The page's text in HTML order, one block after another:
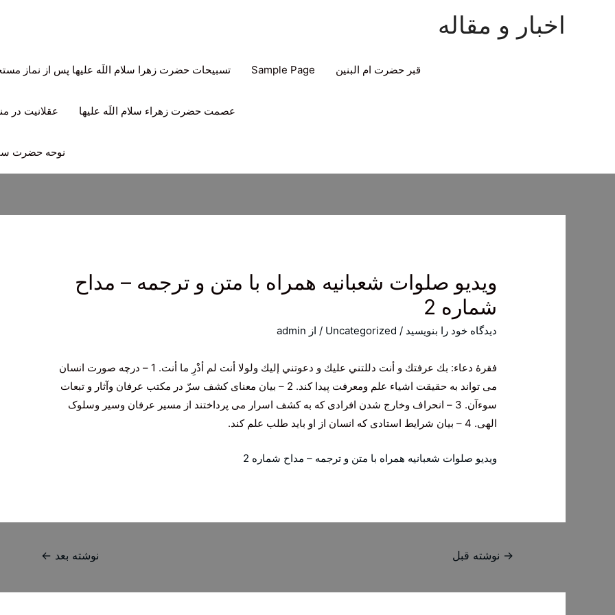
اخبار و مقاله
قبر حضرت ام البنین Sample Page تسبیحات حضرت زهرا سلام اللَه علیها پس از نماز
عصمت حضرت زهراء سلام اللَه علیها عقلانیت در
نوحه حضرت
ویدیو صلوات شعبانیه همراه با متن و ترجمه – مداح
شماره 2
دیدگاه‌ خود را بنویسید /
Uncategorized / از admin
فقرۀ دعاء: بك عرفتك و أنت دللتني عليك و دعوتني إليك ولولا أنت لم أدْرِ ما أنت. 1 – درچه صورت انسان
می تواند به حقیقت اشیاء علم ومعرفت پیدا کند. 2 – بیان معنای کشف سرّ در مکتب عرفان وآثار و تبعات
سوءآن. 3 – انحراف وخارج شدن افرادی که به کشف اسرار می پرداختند از مسیر عرفان وسیر وسلوک
الهی. 4 – بیان شرایط استادی که انسان از او باید طلب علم کند.
ویدیو صلوات شعبانیه همراه با متن و ترجمه – مداح شماره 2
راهبری
→ نوشته قبل نوشته بعد ←